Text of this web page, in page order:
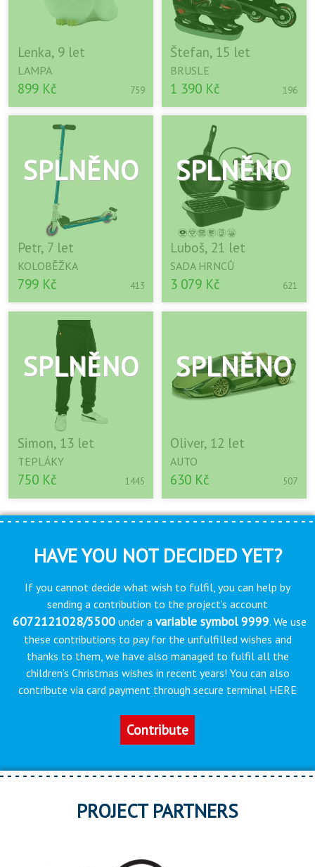
Lenka, 9 let
LAMPA
899 Kč 759
Štefan, 15 let
BRUSLE
1 390 Kč 196
Petr, 7 let
KOLOBĚŽKA
799 Kč 413
Luboš, 21 let
SADA HRNCŮ
3 079 Kč 621
Simon, 13 let
TEPLÁKY
750 Kč 1445
Oliver, 12 let
AUTO
630 Kč 507
HAVE YOU NOT DECIDED YET?
If you cannot decide what wish to fulfil, you can help by
sending a contribution to the project’s account
6072121028/5500under a variable symbol 9999. We use
these contributions to pay for the unfulfilled wishes and
thanks to them, we have also managed to fulfil all the
children’s Christmas wishes in recent years! You can also
contribute via card payment through secure terminal HERE
Contribute
PROJECT PARTNERS